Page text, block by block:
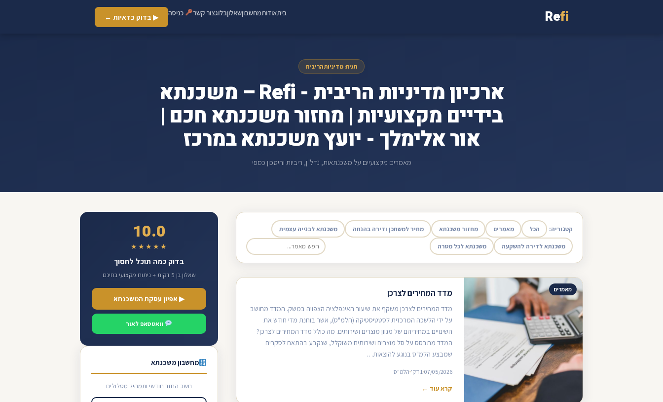
Refi ביתאודותמחשבוןשאלוןבלוגצור קשר כניסה ▶ בדוק כדאיות ←
תגית: מדיניות הריבית
ארכיון מדיניות הריבית - Refi – משכנתא
בידיים מקצועיות | מחזור משכנתא חכם |
אור אלימלך - יועץ משכנתא במרכז
מאמרים מקצועיים על משכנתאות, נדל"ן, ריביות וחיסכון כספי
קטגוריה: הכל מאמרים מחזור משכנתא מחיר למשתכן ודירה בהנחה משכנתא לבנייה עצמית
משכנתא לדירה להשקעה משכנתא לכל מטרה
מאמרים מדד המחירים לצרכן
מדד המחירים לצרכן משקף את שיעור האינפלציה הצפויה במשק. המדד מחושב
על ידי הלשכה המרכזית לסטטיסטיקה (הלמ"ס), אשר בוחנת מדי חודש את
השינויים במחיריהם של מגוון מוצרים ושירותים. מה כולל מדד המחירים לצרכן?
המדד מתבסס על סל מוצרים ושירותים משוקלל, שנקבע בהתאם לסקרים
שמבצע הלמ"ס בנוגע להוצאות…
07/05/2026 1 דק' הלמ"ס
קרא עוד ←
10.0
★★★★★
בדוק כמה תוכל לחסוך
שאלון בן 5 דקות + ניתוח מקצועי בחינם
▶ אפיון עסקת המשכנתא
וואטסאפ לאור
מחשבון משכנתא
חשב החזר חודשי ותמהיל מסלולים